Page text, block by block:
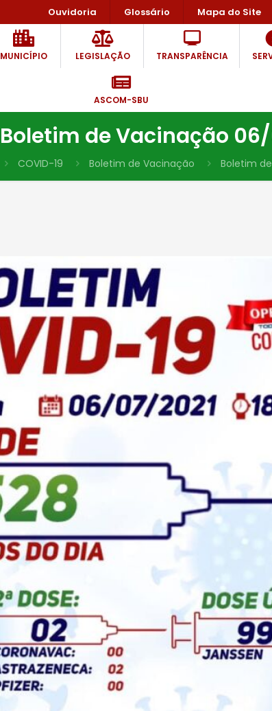
Ouvidoria Glossário Mapa do Site
MUNICÍPIO LEGISLAÇÃO TRANSPARÊNCIA
ASCOM-SBU
Boletim de Vacinação 06/
COVID-19 Boletim de Vacinação Boletim